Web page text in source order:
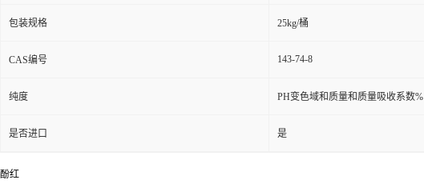
包装规格 25kg/桶
CAS编号 143-74-8
纯度 PH变色域和质量和质量吸收系数%
是否进口 是
酚红